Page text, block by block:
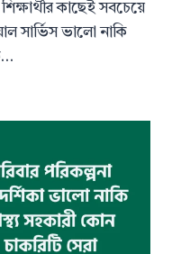
কাছেই সবচেয়ে
সার্ভিস ভালো নাকি